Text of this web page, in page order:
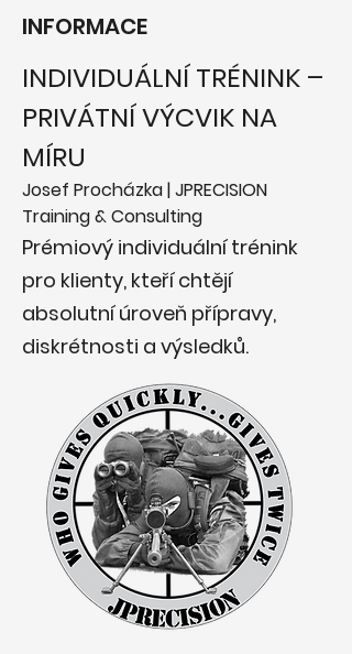
INFORMACE
INDIVIDUÁLNÍ TRÉNINK –
PRIVÁTNÍ VÝCVIK NA
MÍRU
Josef Procházka | JPRECISION
Training & Consulting
Prémiový individuální trénink
pro klienty, kteří chtějí
absolutní úroveň přípravy,
diskrétnosti a výsledků.